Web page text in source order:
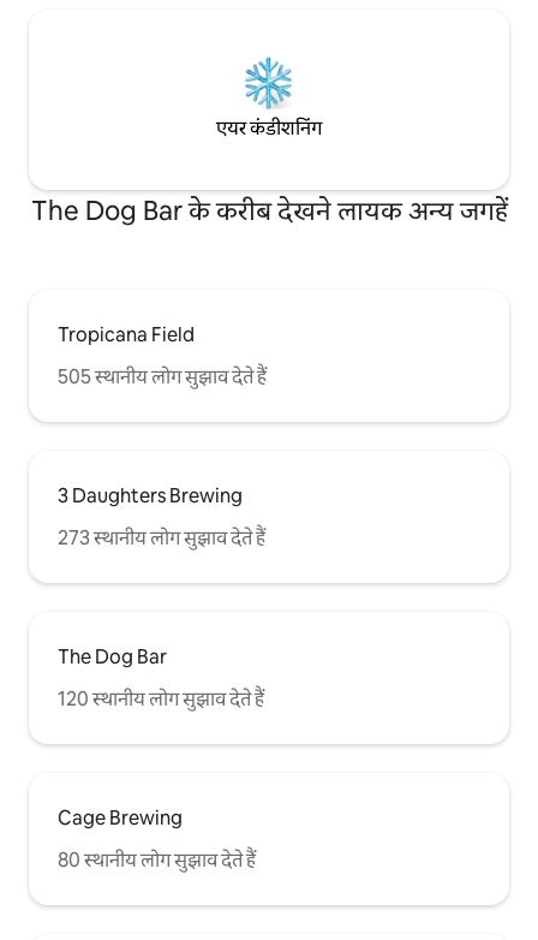
एयर कंडीशनिंग
The Dog Bar के करीब देखने लायक अन्य जगहें
Tropicana Field
505 स्थानीय लोग सुझाव देते हैं
3 Daughters Brewing
273 स्थानीय लोग सुझाव देते हैं
The Dog Bar
120 स्थानीय लोग सुझाव देते हैं
Cage Brewing
80 स्थानीय लोग सुझाव देते हैं